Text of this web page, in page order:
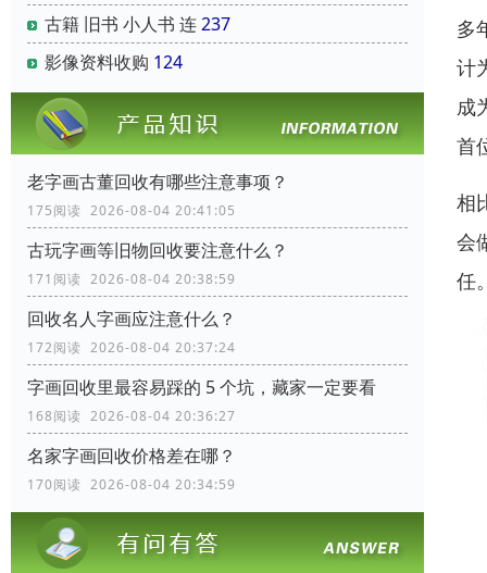
古籍 旧书 小人书 连237
影像资料收购 124
老字画古董回收有哪些注意事项？
175阅读 2026-08-04 20:41:05
古玩字画等旧物回收要注意什么？
171阅读 2026-08-04 20:38:59
回收名人字画应注意什么？
172阅读 2026-08-04 20:37:24
字画回收里最容易踩的 5 个坑，藏家一定要看
168阅读 2026-08-04 20:36:27
名家字画回收价格差在哪？
170阅读 2026-08-04 20:34:59
多
计
成
首
相
会
任